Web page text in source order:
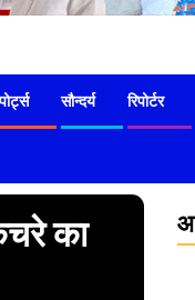
सौन्दर्य रिपोर्टर
का